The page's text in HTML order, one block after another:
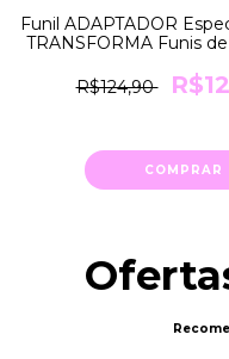
Funil ADAPTADOR
TRANSFORMA Funis
R$124,90
COMPRAR